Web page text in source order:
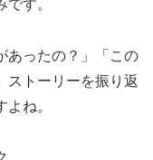
す。
あったの？」「この
ストーリーを振り返
ね。